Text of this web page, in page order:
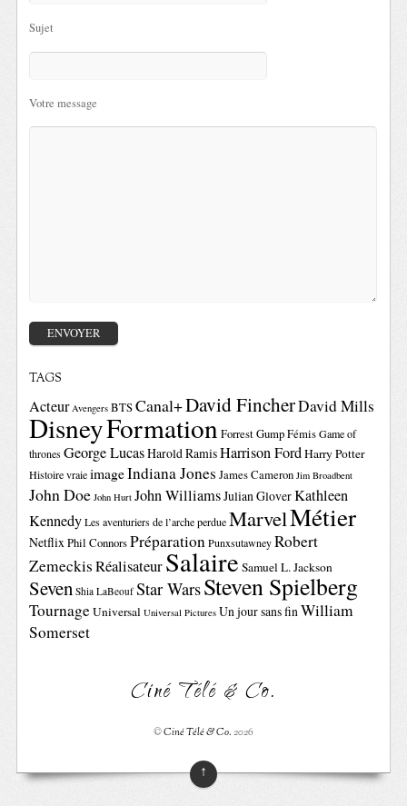
Sujet
Votre message
TAGS
Acteur Avengers BTSCanal+David FincherDavid Mills
DisneyFormationForrest GumpFémis Game of
thrones George LucasHarold RamisHarrison FordHarry Potter
Histoire vraie imageIndiana Jones James Cameron Jim Broadbent
John Doe John Hurt John WilliamsJulian GloverKathleen
Kennedy Les aventuriers de l’arche perdue MarvelMétier
NetflixPhil ConnorsPréparation Punxsutawney Robert
ZemeckisRéalisateurSalaire Samuel L. Jackson
Seven Shia LaBeouf Star WarsSteven Spielberg
TournageUniversal Universal Pictures Un jour sans finWilliam
Somerset
Ciné Télé & Co.
©Ciné Télé & Co.2026
↑